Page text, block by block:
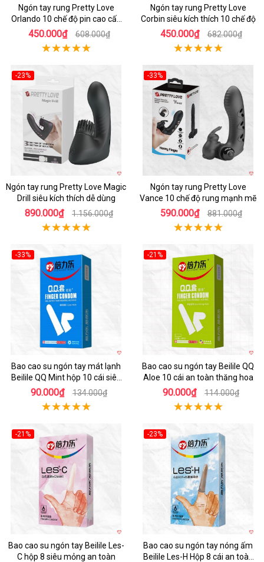
Ngón tay rung Pretty Love
Orlando 10 chế độ pin cao cấp
kích thích
450.000₫ 608.000₫
Ngón tay rung Pretty Love
Corbin siêu kích thích 10 chế độ
450.000₫ 682.000₫
-23%
Ngón tay rung Pretty Love Magic
Drill siêu kích thích dễ dùng
890.000₫ 1.156.000₫
-33%
Ngón tay rung Pretty Love
Vance 10 chế độ rung mạnh mẽ
590.000₫ 881.000₫
-33%
Bao cao su ngón tay mát lạnh
Beilile QQ Mint hộp 10 cái siêu
an toàn
90.000₫ 134.000₫
-21%
Bao cao su ngón tay Beilile QQ
Aloe 10 cái an toàn thăng hoa
90.000₫ 114.000₫
-21%
Bao cao su ngón tay Beilile Les-
C hộp 8 siêu mỏng an toàn
-23%
Bao cao su ngón tay nóng ấm
Beilile Les-H Hộp 8 cái an toàn